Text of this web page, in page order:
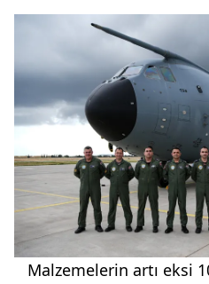
Malzemelerin artı eksi